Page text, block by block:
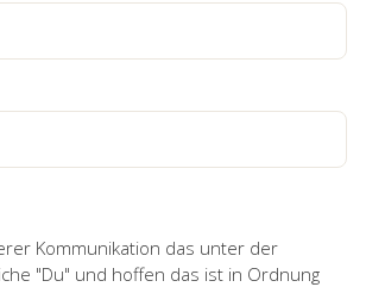
Kommunikation das unter der
"Du" und hoffen das ist in Ordnung